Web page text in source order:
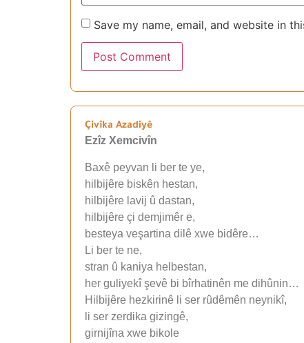
Save my name, email, and website in
Çivîka Azadiyê
Ezîz Xemcivîn
Baxê peyvan li ber te ye,
hilbijêre biskên hestan,
hilbijêre lavij û dastan,
hilbijêre çi demjimêr e,
besteya veşartina dilê xwe bidêre…
Li ber te ne,
stran û kaniya helbestan,
her guliyekî şevê bi bîrhatinên me dihûnin…
Hilbijêre hezkirinê li ser rûdêmên neynikî,
li ser zerdika gizingê,
girnijîna xwe bikole